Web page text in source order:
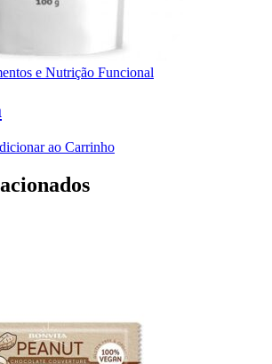
e Nutrição Funcional
ao Carrinho